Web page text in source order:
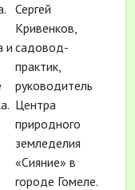
и
Сергей
Кривенков,
садовод-
практик,
руководитель
Центра
природного
земледелия
«Сияние» в
городе Гомеле.